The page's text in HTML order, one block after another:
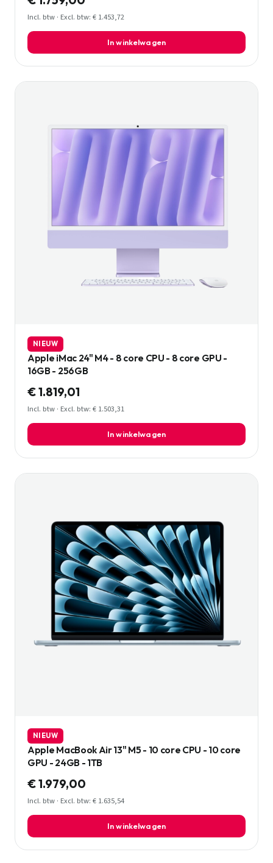
Incl. btw · Excl. btw: € 1.453,72
In winkelwagen
NIEUW
Apple iMac 24" M4 - 8 core CPU - 8 core GPU -
16GB - 256GB
€ 1.819,01
Incl. btw · Excl. btw: € 1.503,31
In winkelwagen
NIEUW
Apple MacBook Air 13" M5 - 10 core CPU - 10 core
GPU - 24GB - 1TB
€ 1.979,00
Incl. btw · Excl. btw: € 1.635,54
In winkelwagen